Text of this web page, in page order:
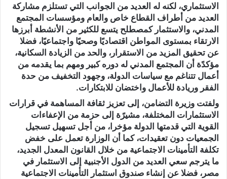
الاستثماري، لكنه له العديد من الجوانب التي تستلزم مشاركة
العديد من أطراف القطاع خاص والعام ومؤسسات المجتمع
المدني، والاستثمار كمصطلح يتسع للكثير من الأنشطة أبرزها
الارتقاء بمستوى المواطن اقتصاديًا وصحيًا واجتماعيًا، فضلا
عن تحقيق المزيد من الاستقرار، والحد من الزيادة السكانية،
مؤكدًة أن المجتمع المدني له دوره كبير ومهم بما يقدمه من
أعمال تتناغم مع سياسات الدولة، وجهود التخفيف من حدة
الفقر وريادة للأعمال واختضان للابتكارات.
ولفتت وزيرة التضامن، إلى تعزيز ثقافة المساهمة في قرارات
الاستثمارات المختلفة، مشيرًة إلى حزمة من الإعفاءات
القوية التي قدمتها الدولة مؤخرا، من أجل تسهيل تسجيل
الجمعيات دون تعقيدات، كما أن الوزارة تعمل على خفض
تكلفة التأمينات الاجتماعية من خلال القانون المعدل الجديد،
ما يترجم سعي العديد من الدول الأجنبية إلى الاستثمار في
مصر، فضلا عن إنشاء صندوق استثمار التأمينات الاجتماعية